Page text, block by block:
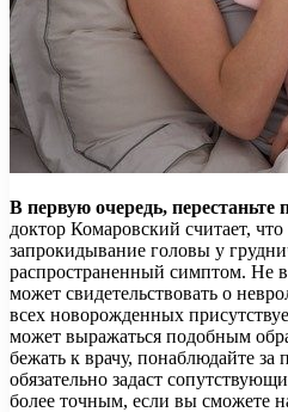
В первую очередь, перестаньте
доктор Комаровский считает,
запрокидывание головы у
распространенный симптом. Не
может свидетельствовать о
всех новорожденных
может выражаться подобным
бежать к врачу, понаблюдайте за
обязательно задаст
более точным, если вы сможете